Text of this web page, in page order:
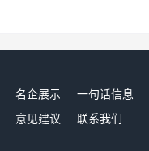
名企展示 一句话信息
意见建议 联系我们